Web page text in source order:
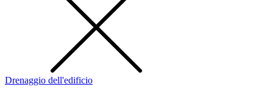
Drenaggio dell'edificio